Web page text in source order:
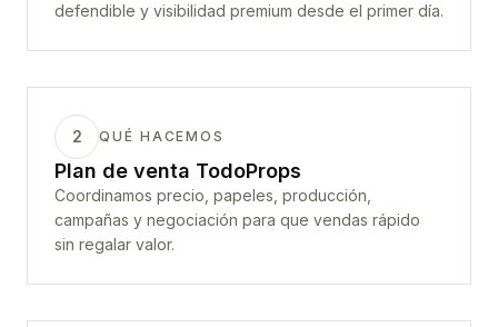
defendible y visibilidad premium desde el primer día.
2 QUÉ HACEMOS
Plan de venta TodoProps
Coordinamos precio, papeles, producción,
campañas y negociación para que vendas rápido
sin regalar valor.